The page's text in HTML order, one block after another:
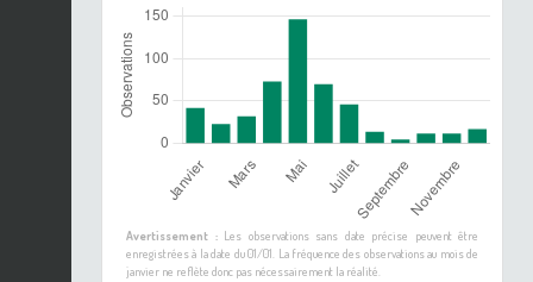
Avertissement :Les observations sans date précise peuvent être
enregistrées à la date du 01/01. La fréquence des observations au mois de
janvier ne reflète donc pas nécessairement la réalité.